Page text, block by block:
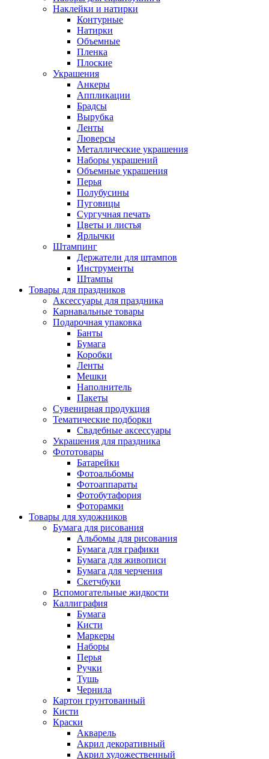
Наклейки и натирки
Контурные
Натирки
Объемные
Пленка
Плоские
Украшения
Анкеры
Аппликации
Брадсы
Вырубка
Ленты
Люверсы
Металлические украшения
Наборы украшений
Объемные украшения
Перья
Полубусины
Пуговицы
Сургучная печать
Цветы и листья
Ярлычки
Штампинг
Держатели для штампов
Инструменты
Штампы
Товары для праздников
Аксессуары для праздника
Карнавальные товары
Подарочная упаковка
Банты
Бумага
Коробки
Ленты
Мешки
Наполнитель
Пакеты
Сувенирная продукция
Тематические подборки
Свадебные аксессуары
Украшения для праздника
Фототовары
Батарейки
Фотоальбомы
Фотоаппараты
Фотобутафория
Фоторамки
Товары для художников
Бумага для рисования
Альбомы для рисования
Бумага для графики
Бумага для живописи
Бумага для черчения
Скетчбуки
Вспомогательные жидкости
Каллиграфия
Бумага
Кисти
Маркеры
Наборы
Перья
Ручки
Тушь
Чернила
Картон грунтованный
Кисти
Краски
Акварель
Акрил декоративный
Акрил художественный